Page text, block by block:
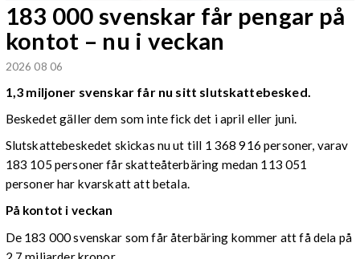
183 000 svenskar får pengar på
kontot – nu i veckan
2026 08 06
1,3 miljoner svenskar får nu sitt slutskattebesked.
Beskedet gäller dem som inte fick det i april eller juni.
Slutskattebeskedet skickas nu ut till 1 368 916 personer, varav
183 105 personer får skatteåterbäring medan 113 051
personer har kvarskatt att betala.
På kontot i veckan
De 183 000 svenskar som får återbäring kommer att få dela på